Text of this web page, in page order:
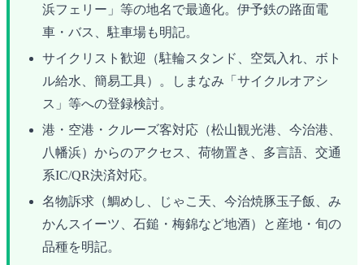
浜フェリー」等の地名で最適化。伊予鉄の路面電
車・バス、駐車場も明記。
サイクリスト歓迎（駐輪スタンド、空気入れ、ボト
ル給水、簡易工具）。しまなみ「サイクルオアシ
ス」等への登録検討。
港・空港・クルーズ客対応（松山観光港、今治港、
八幡浜）からのアクセス、荷物置き、多言語、交通
系IC/QR決済対応。
名物訴求（鯛めし、じゃこ天、今治焼豚玉子飯、み
かんスイーツ、石鎚・梅錦など地酒）と産地・旬の
品種を明記。